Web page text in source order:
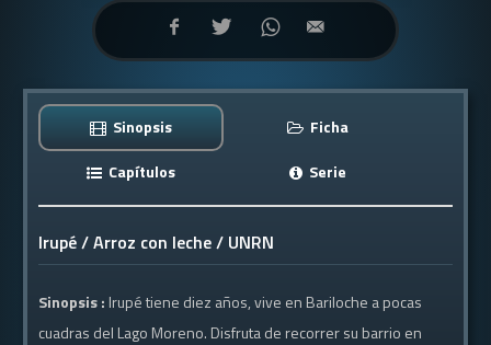
Sinopsis
Ficha
Capítulos
Serie
Irupé / Arroz con leche / UNRN
Sinopsis : Irupé tiene diez años, vive en Bariloche a pocas
cuadras del Lago Moreno. Disfruta de recorrer su barrio en